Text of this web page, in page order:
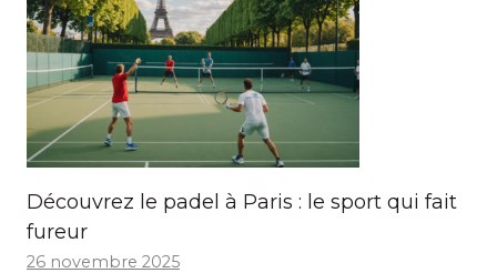
Découvrez le padel à Paris : le sport qui fait
fureur
26 novembre 2025